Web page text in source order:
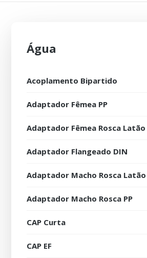
Água
Acoplamento Bipartido
Adaptador Fêmea PP
Adaptador Fêmea Rosca Latão
Adaptador Flangeado DIN
Adaptador Macho Rosca Latão
Adaptador Macho Rosca PP
CAP Curta
CAP EF